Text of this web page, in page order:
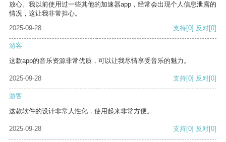
放心。我以前使用过一些其他的加速器app，经常会出现个人信息泄露的
情况，这让我非常担心。
2025-09-28
支持[0] 反对[0]
游客
这款app的音乐资源非常优质，可以让我尽情享受音乐的魅力。
2025-09-28 支持[0] 反对[0]
游客
这款软件的设计非常人性化，使用起来非常方便。
2025-09-28 支持[0] 反对[0]